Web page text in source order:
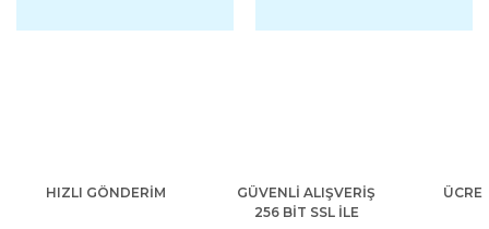
HIZLI GÖNDERİM
GÜVENLİ ALIŞVERİŞ
256 BİT SSL İLE